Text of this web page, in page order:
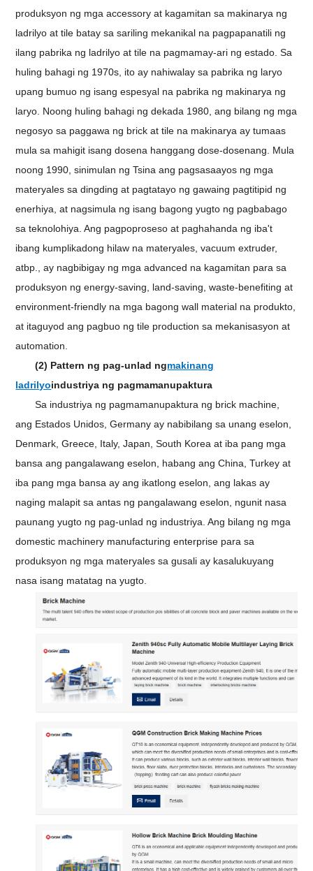
produksyon ng mga accessory at kagamitan sa makinarya ng
ladrilyo at tile batay sa sariling mekanikal na pagpapanatili ng
ilang pabrika ng ladrilyo at tile na pagmamay-ari ng estado. Sa
huling bahagi ng 1970s, ito ay nahiwalay sa pabrika ng laryo
upang bumuo ng isang espesyal na pabrika ng makinarya ng
laryo. Noong huling bahagi ng dekada 1980, ang bilang ng mga
negosyo sa paggawa ng brick at tile na makinarya ay tumaas
mula sa mahigit isang dosena hanggang dose-dosenang. Mula
noong 1990, sinimulan ng Tsina ang pagsasaayos ng mga
materyales sa dingding at pagtatayo ng gawaing pagtitipid ng
enerhiya, at nagsimula ng isang bagong yugto ng pagbabago
sa teknolohiya. Ang pagpoproseso at paghahanda ng iba't
ibang kumplikadong hilaw na materyales, vacuum extruder,
atbp., ay nagbibigay ng mga advanced na kagamitan para sa
produksyon ng energy-saving, land-saving, waste-benefiting at
environment-friendly na mga bagong wall material na produkto,
at itaguyod ang pagbuo ng tile production sa mekanisasyon at
automation.
(2) Pattern ng pag-unlad ngmakinang
ladrilyoindustriya ng pagmamanupaktura
Sa industriya ng pagmamanupaktura ng brick machine,
ang Estados Unidos, Germany ay nabibilang sa unang eselon,
Denmark, Greece, Italy, Japan, South Korea at iba pang mga
bansa ang pangalawang eselon, habang ang China, Turkey at
iba pang mga bansa ay ang ikatlong eselon, ang lakas ay
naging malapit sa antas ng pangalawang eselon, ngunit nasa
paunang yugto ng pag-unlad ng industriya. Ang bilang ng mga
domestic machinery manufacturing enterprise para sa
produksyon ng mga materyales sa gusali ay kasalukuyang
nasa isang matatag na yugto.